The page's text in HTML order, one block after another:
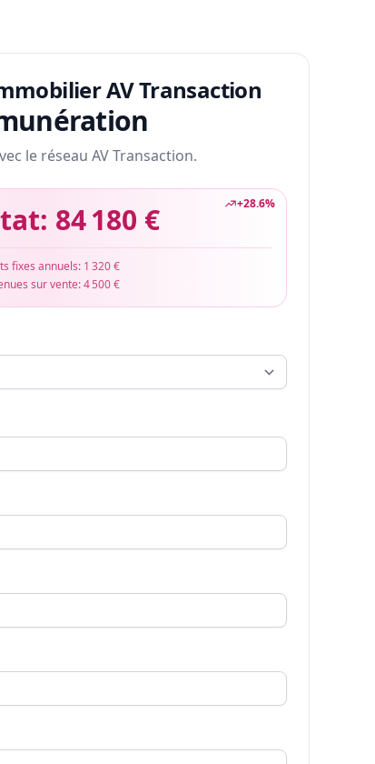
AV Transaction
le réseau AV Transaction.
+28.6%
84 180 €
fixes annuels: 1 320 €
sur vente:4 500 €